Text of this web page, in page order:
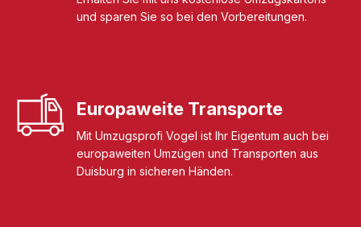
und sparen Sie so bei den Vorbereitungen.
Europaweite Transporte
Mit Umzugsprofi Vogel ist Ihr Eigentum auch bei
europaweiten Umzügen und Transporten aus
Duisburg in sicheren Händen.